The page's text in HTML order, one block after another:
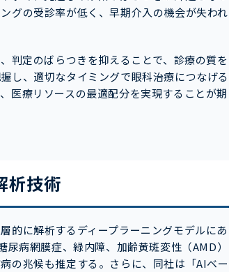
グの受診率が低く、早期介入の機会が失われ
判定のばらつきを抑えることで、診療の質を
し、適切なタイミングで眼科治療につなげる
医療リソースの最適配分を実現することが期
析技術
的に解析するディープラーニングモデルにあ
病網膜症、緑内障、加齢黄斑変性（AMD）
の兆候も推定する。さらに、同社は「AIベー